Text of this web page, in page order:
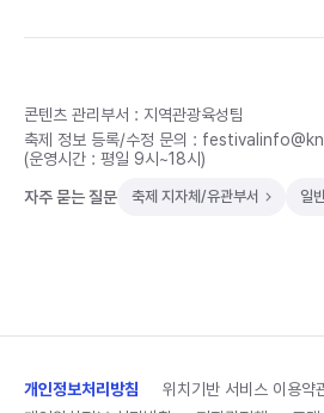
콘텐츠 관리부서 : 지역관광육성팀
축제 정보 등록/수정 문의 :
(운영시간 : 평일 9시~18시)
자주 묻는 질문 축제 지자체/유관부서 일
개인정보처리방침
위치기반 서비스 이용약